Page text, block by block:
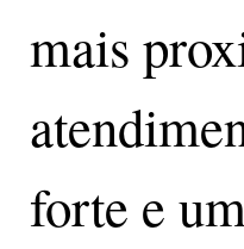
mais
forte e